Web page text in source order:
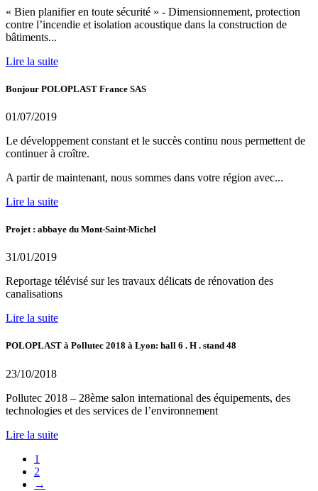
« Bien planifier en toute sécurité » - Dimensionnement, protection
contre l’incendie et isolation acoustique dans la construction de
bâtiments...
Lire la suite
Bonjour POLOPLAST France SAS
01/07/2019
Le développement constant et le succès continu nous permettent de
continuer à croître.
A partir de maintenant, nous sommes dans votre région avec...
Lire la suite
Projet : abbaye du Mont-Saint-Michel
31/01/2019
Reportage télévisé sur les travaux délicats de rénovation des
canalisations
Lire la suite
POLOPLAST à Pollutec 2018 à Lyon: hall 6 . H . stand 48
23/10/2018
Pollutec 2018 – 28ème salon international des équipements, des
technologies et des services de l’environnement
Lire la suite
1
2
→